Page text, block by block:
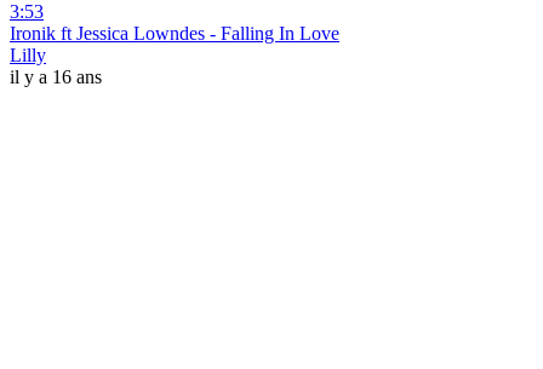
3:53
Ironik ft Jessica Lowndes - Falling In Love
Lilly
il y a 16 ans